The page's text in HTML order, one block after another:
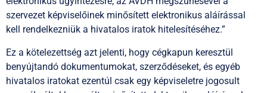
szervezet képviselőinek minősített elektronikus aláírással
kell rendelkezniük a hivatalos iratok hitelesítéséhez.”
Ez a kötelezettség azt jelenti, hogy cégkapun keresztül
benyújtandó dokumentumokat, szerződéseket, és egyéb
hivatalos iratokat ezentúl csak egy képviseletre jogosult